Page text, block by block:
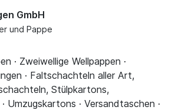
GmbH
und Pappe
· Zweiwellige Wellpappen ·
· Faltschachteln aller Art,
Stülpkartons,
Umzugskartons · Versandtaschen ·